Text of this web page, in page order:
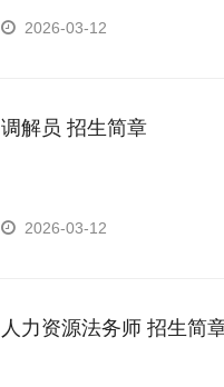
2026-03-12
调解员 招生简章
2026-03-12
人力资源法务师 招生简